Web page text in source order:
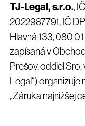
TJ-Legal, s.r.o.,
2022987791, IČ
Hlavná 133, 080
zapísaná v
Prešov, oddiel Sro,
Legal“) organizuje
„Záruka najnižšej